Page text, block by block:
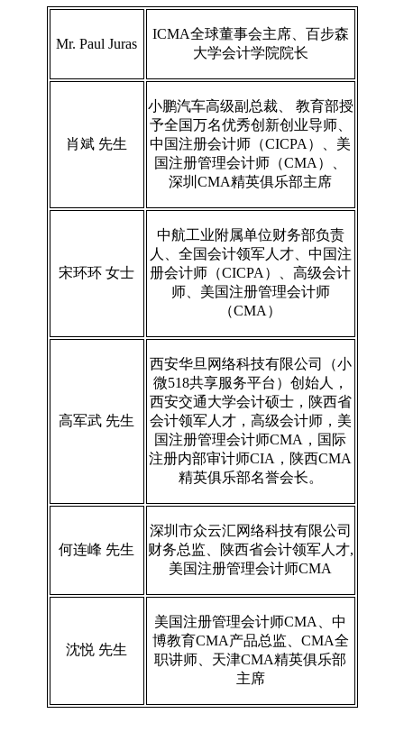
Mr. Paul Juras
ICMA全球董事会主席、百步森
大学会计学院院长
肖斌 先生
小鹏汽车高级副总裁、 教育部授
予全国万名优秀创新创业导师、
中国注册会计师（CICPA）、美
国注册管理会计师（CMA）、
深圳CMA精英俱乐部主席
宋环环 女士
中航工业附属单位财务部负责
人、全国会计领军人才、中国注
册会计师（CICPA）、高级会计
师、美国注册管理会计师
（CMA）
高军武 先生
西安华旦网络科技有限公司（小
微518共享服务平台）创始人，
西安交通大学会计硕士，陕西省
会计领军人才，高级会计师，美
国注册管理会计师CMA，国际
注册内部审计师CIA，陕西CMA
精英俱乐部名誉会长。
何连峰 先生
深圳市众云汇网络科技有限公司
财务总监、陕西省会计领军人才,
美国注册管理会计师CMA
沈悦 先生
美国注册管理会计师CMA、中
博教育CMA产品总监、CMA全
职讲师、天津CMA精英俱乐部
主席